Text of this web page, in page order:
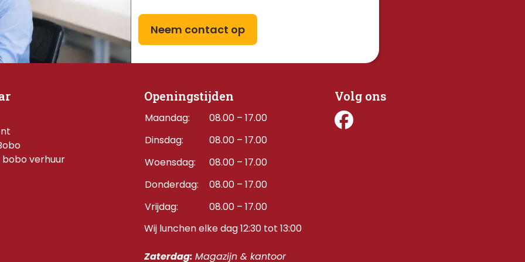
Neem contact op
verhuur
Openingstijden
Maandag:
08.00 – 17.00
Dinsdag:
08.00 – 17.00
Woensdag:
08.00 – 17.00
Donderdag: 08.00 – 17.00
Vrijdag:
08.00 – 17.00
Wij lunchen elke dag 12:30 tot 13:00
Zaterdag: Magazijn & kantoor
Volg ons